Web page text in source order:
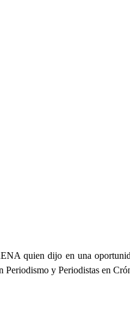
quien dijo en una
Periodismo y Periodistas en